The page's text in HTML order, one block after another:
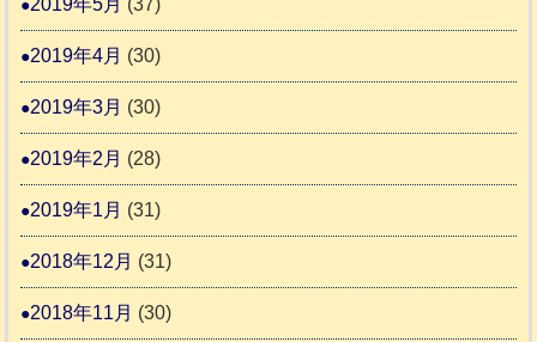
2019年4月 (30)
2019年3月 (30)
2019年2月 (28)
2019年1月 (31)
2018年12月 (31)
2018年11月 (30)